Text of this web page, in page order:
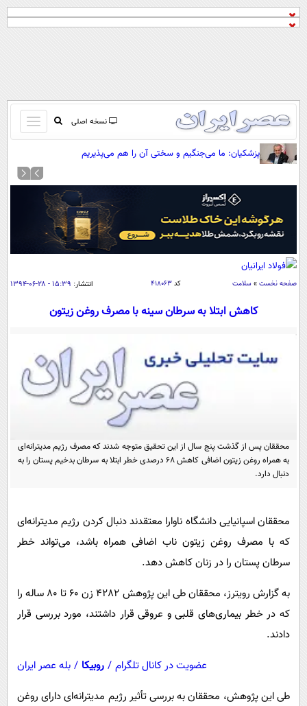
نسخه اصلی
باز
و
کردن
صفحه اول
نظرسنجی
آب و هوا
سیاسی
اقتصادی
خودرو
جامعه
اجتماعی
حوادث
یک برش دانایی
ورزشی
بین الملل
علم و دانش
اخبار کریپتو
سرگرمی
باشگاه مغز
فیلم
اقتصاد
سیاست
سرگرمی
گوناگون
حوادث
عصر ایران 2
خواندنی ها و دیدنی ها
داستان کوتاه
پیامک
آشپزی
دانلود
آموزش زبان
پزشکیان: ما می‌جنگیم و سختی آن را هم می‌پذیریم
صفحه نخست » سلامت کد۴۱۸۰۶۳ انتشار: ۱۵:۳۹ - ۲۸-۰۶-۱۳۹۴
کاهش ابتلا به سرطان سینه با مصرف روغن زیتون
محققان پس از گذشت پنج سال از این تحقیق متوجه شدند که مصرف رژیم مدیترانه‌ای
به همراه روغن زیتون اضافی کاهش 68 درصدی خطر ابتلا به سرطان بدخیم پستان را به
دنبال دارد.
محققان اسپانیایی دانشگاه ناوارا معتقدند دنبال کردن رژیم مدیترانه‌ای
که با مصرف روغن زیتون ناب اضافی همراه باشد، می‌تواند خطر
سرطان پستان را در زنان کاهش دهد.
به گزارش رویترز، محققان طی این پژوهش 4282 زن 60 تا 80 ساله را
که در خطر بیماری‌های قلبی و عروقی قرار داشتند، مورد بررسی قرار
دادند.
عضویت در کانال تلگرام / روبیکا / بله عصر ایران
طی این پژوهش، محققان به بررسی تأثیر رژیم مدیترانه‌ای دارای روغن